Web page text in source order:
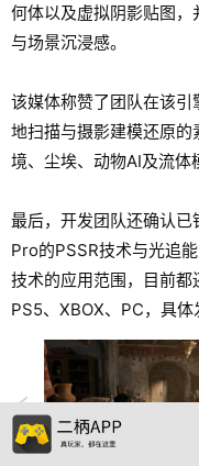
何体以及虚拟阴影贴图
与场景沉浸感。
该媒体称赞了团队在该
地扫描与摄影建模还原
境、尘埃、动物AI及流体
最后，开发团队还确认
Pro的PSSR技术与光追
技术的应用范围，目前
PS5、XBOX、PC，具体